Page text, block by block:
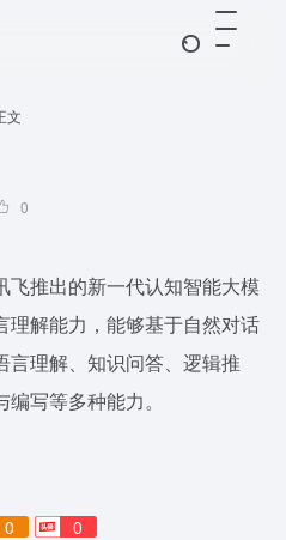
文
0
推出的新一代认知智能大模
理解能力，能够基于自然对话
言理解、知识问答、逻辑推
写等多种能力。
0 0